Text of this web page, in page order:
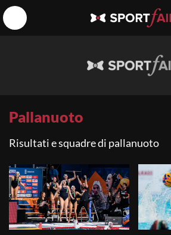
Pallanuoto
Risultati e squadre di pallanuoto